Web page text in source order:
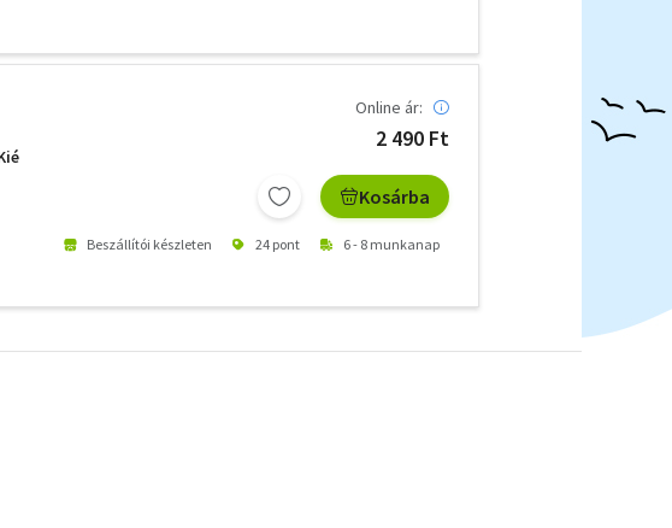
Online ár:
2 490 Ft
Kosárba
Beszállítói készleten 24 pont 6 - 8 munkanap